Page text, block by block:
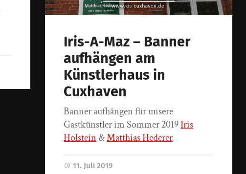
Iris-A-Maz – Banner
aufhängen am
Künstlerhaus in
Cuxhaven
Banner aufhängen für unsere
Gastkünstler im Sommer 2019Iris
Holstein &Matthias Hederer
11. Juli 2019